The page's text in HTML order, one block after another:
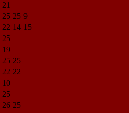
21
25 25 9
22 14 15
25
19
25 25
22 22
10
25
26 25